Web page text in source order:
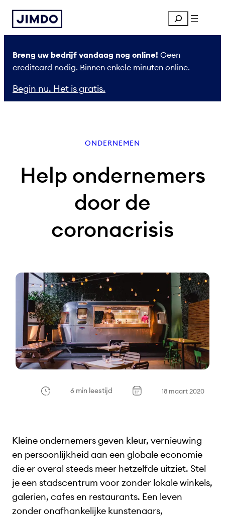
Ga
naar
de
inhoud
Search
Breng uw bedrijf vandaag nog online!Geen
creditcard nodig. Binnen enkele minuten online.
Begin nu. Het is gratis.
ONDERNEMEN
Help ondernemers
door de
coronacrisis
6 min leestijd 18 maart 2020
Kleine ondernemers geven kleur, vernieuwing
en persoonlijkheid aan een globale economie
die er overal steeds meer hetzelfde uitziet. Stel
je een stadscentrum voor zonder lokale winkels,
galerien, cafes en restaurants. Een leven
zonder onafhankelijke kunstenaars,